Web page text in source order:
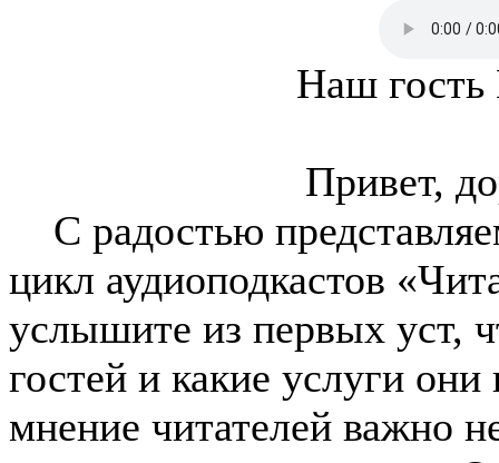
Наш гость
Привет,
С радостью
цикл аудиоподкастов
услышите из первых уст,
гостей и какие услуги
мнение читателей важно